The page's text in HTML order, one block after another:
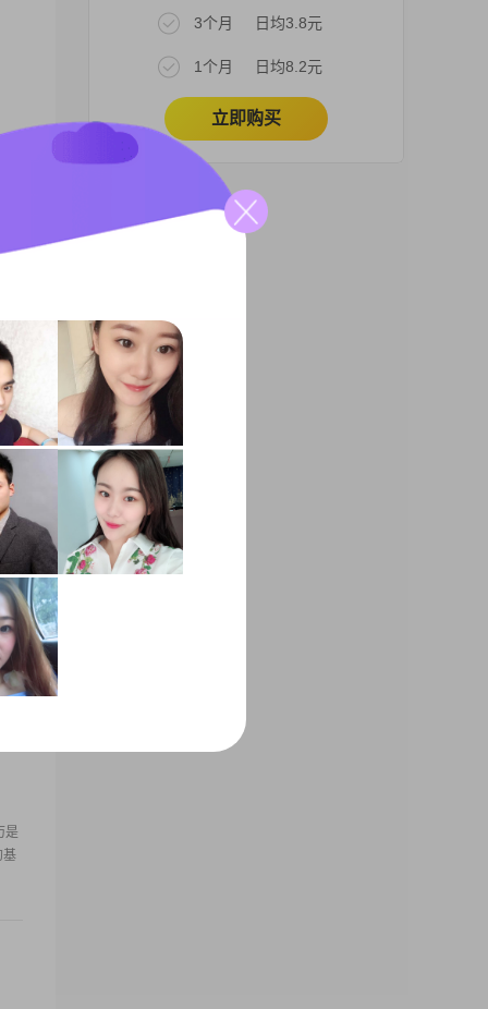
是
基
3个月 日均3.8元
1个月 日均8.2元
立即购买